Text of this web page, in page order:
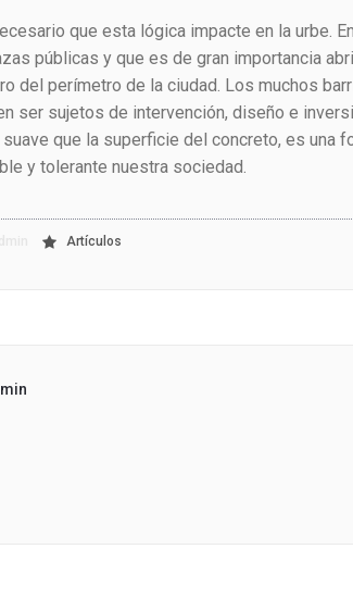
que esta lógica impacte en la urbe.
públicas y que es de gran importancia
del perímetro de la ciudad. Los muchos
ser sujetos de intervención, diseño e
que la superficie del concreto, es una
y tolerante nuestra sociedad.
Artículos